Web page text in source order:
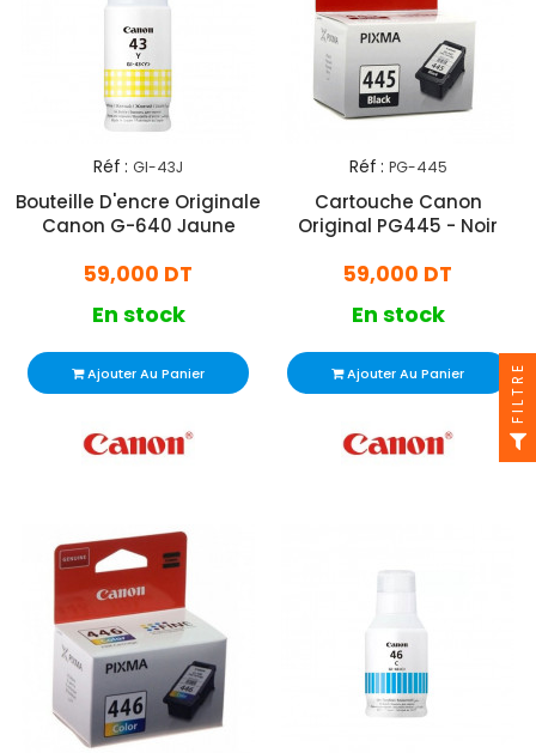
Réf : GI-43J
Bouteille D'encre Originale
Canon G-640 Jaune
59,000 DT
En stock
Ajouter Au Panier
Réf : PG-445
Cartouche Canon
Original PG445 - Noir
59,000 DT
En stock
Ajouter Au Panier FILTRE